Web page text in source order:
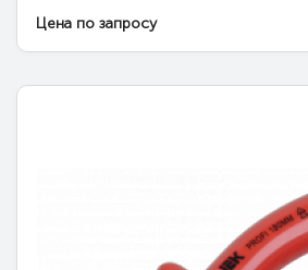
Цена по запросу